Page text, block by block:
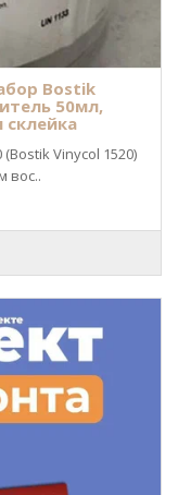
Bostik
50мл,
Vinycol 1520)
вос..